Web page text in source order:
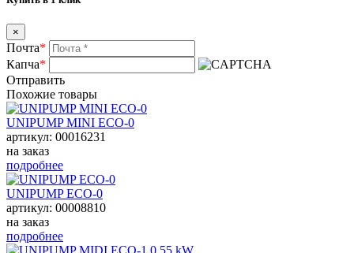
×
Почта*
Капча*
Отправить
Похожие товары
UNIPUMP MINI ECO-0
артикул: 00016231
на заказ
подробнее
UNIPUMP ECO-0
артикул: 00008810
на заказ
подробнее